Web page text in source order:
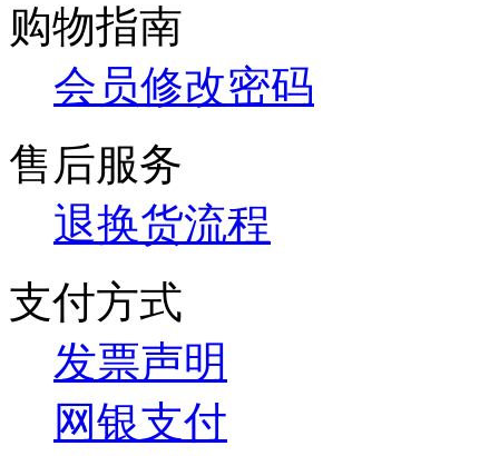
购物指南
会员修改密码
售后服务
退换货流程
支付方式
发票声明
网银支付